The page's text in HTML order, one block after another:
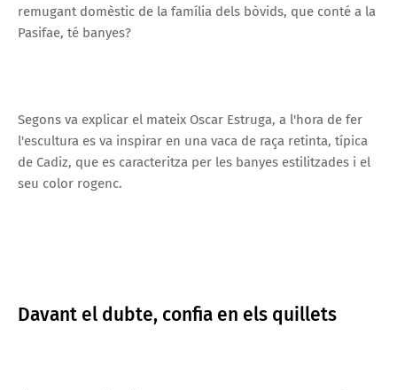
remugant domèstic de la família dels bòvids, que conté a la
Pasifae, té banyes?
Segons va explicar el mateix Oscar Estruga, a l'hora de fer
l'escultura es va inspirar en una vaca de raça retinta, típica
de Cadiz, que es caracteritza per les banyes estilitzades i el
seu color rogenc.
Davant el dubte, confia en els quillets